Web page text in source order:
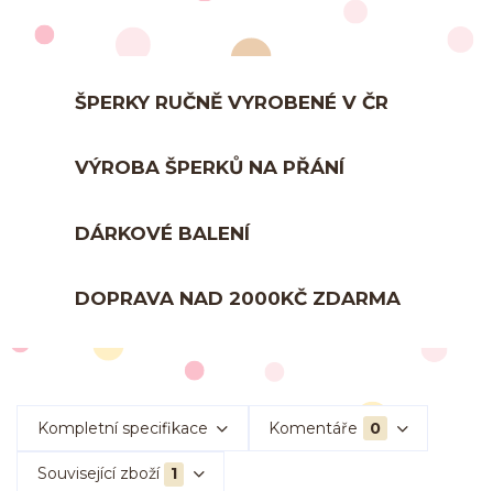
ŠPERKY RUČNĚ VYROBENÉ V ČR
VÝROBA ŠPERKŮ NA PŘÁNÍ
DÁRKOVÉ BALENÍ
DOPRAVA NAD 2000KČ ZDARMA
Kompletní specifikace Komentáře 0
Související zboží 1